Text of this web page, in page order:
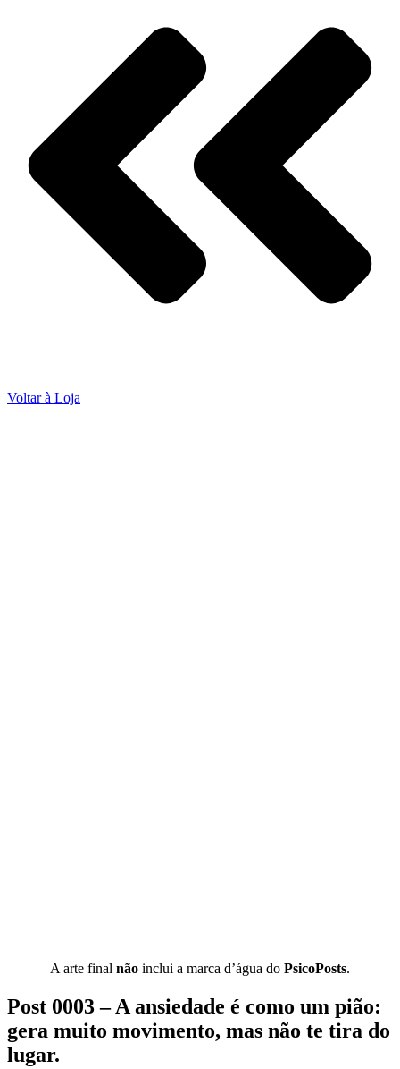
Voltar à Loja
A arte final não inclui a marca d’água do PsicoPosts.
Post 0003 – A ansiedade é como um pião:
gera muito movimento, mas não te tira do
lugar.